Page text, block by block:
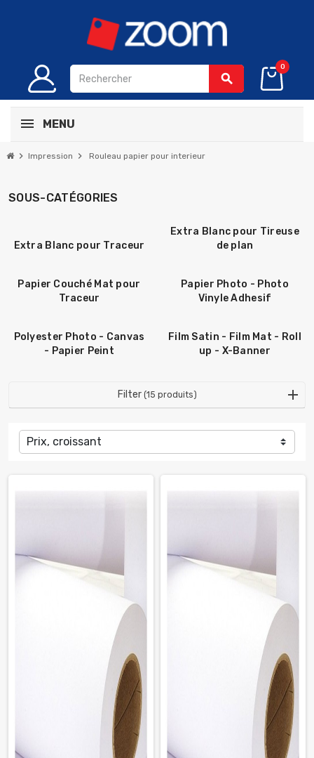
search
0
MENU
chevron_right Impression chevron_right Rouleau papier pour interieur
SOUS-CATÉGORIES
Extra Blanc pour Traceur
Extra Blanc pour Tireuse
de plan
Papier Couché Mat pour
Traceur
Papier Photo - Photo
Vinyle Adhesif
Polyester Photo - Canvas
- Papier Peint
Film Satin - Film Mat - Roll
up - X-Banner
Filter (15 produits)
Prix, croissant